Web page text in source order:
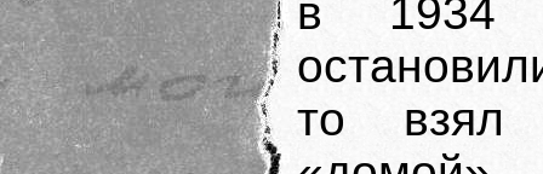
в 1934
то взял